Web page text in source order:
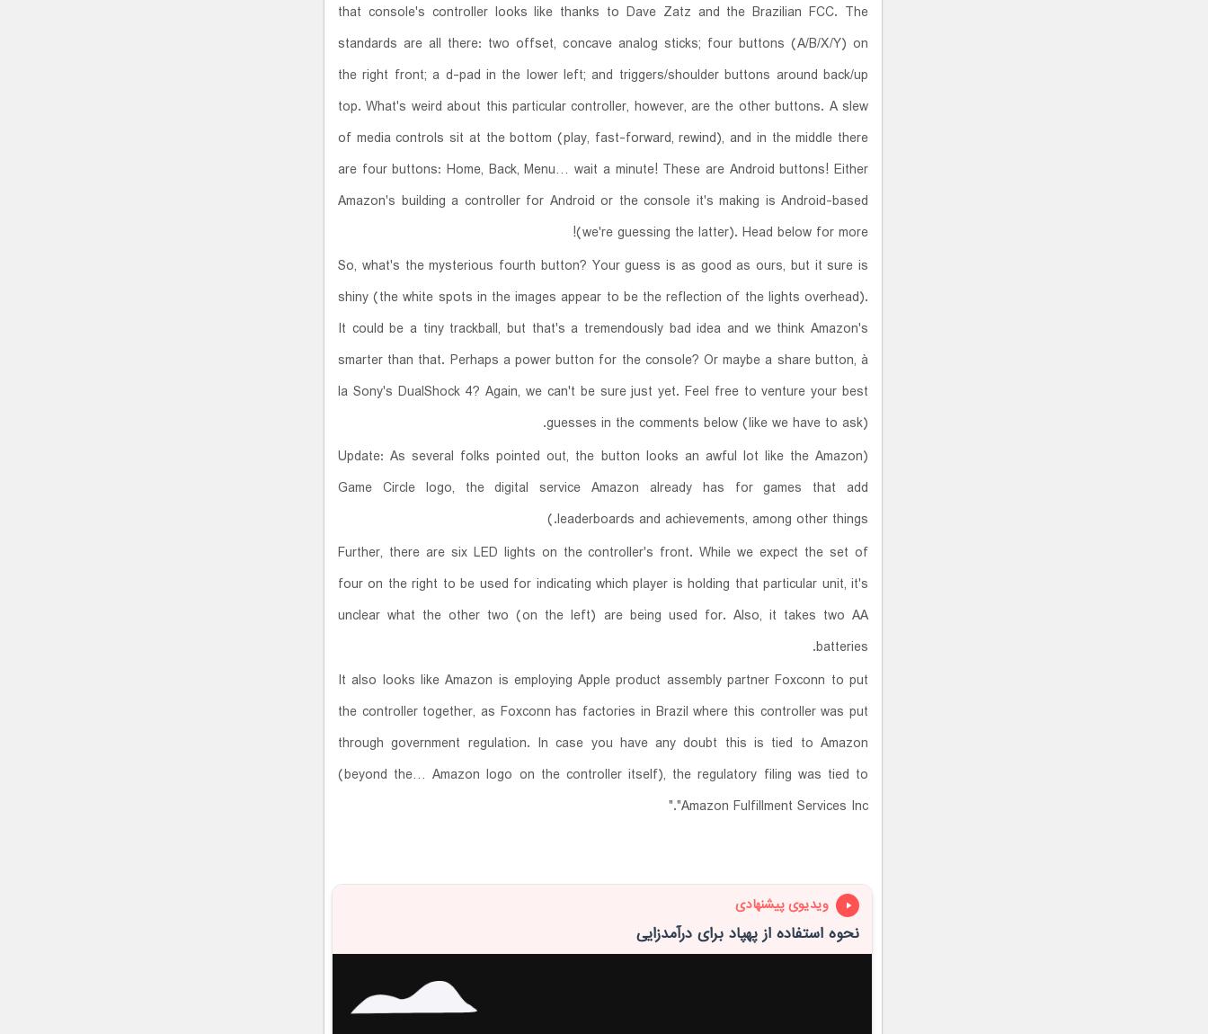
that console's controller looks like thanks to Dave Zatz and the Brazilian FCC. The
standards are all there: two offset, concave analog sticks; four buttons (A/B/X/Y) on
the right front; a d-pad in the lower left; and triggers/shoulder buttons around back/up
top. What's weird about this particular controller, however, are the other buttons. A slew
of media controls sit at the bottom (play, fast-forward, rewind), and in the middle there
are four buttons: Home, Back, Menu… wait a minute! These are Android buttons! Either
Amazon's building a controller for Android or the console it's making is Android-based
(we're guessing the latter). Head below for more!
So, what's the mysterious fourth button? Your guess is as good as ours, but it sure is
shiny (the white spots in the images appear to be the reflection of the lights overhead).
It could be a tiny trackball, but that's a tremendously bad idea and we think Amazon's
smarter than that. Perhaps a power button for the console? Or maybe a share button, à
la Sony's DualShock 4? Again, we can't be sure just yet. Feel free to venture your best
guesses in the comments below (like we have to ask).
(Update: As several folks pointed out, the button looks an awful lot like the Amazon
Game Circle logo, the digital service Amazon already has for games that add
leaderboards and achievements, among other things.)
Further, there are six LED lights on the controller's front. While we expect the set of
four on the right to be used for indicating which player is holding that particular unit, it's
unclear what the other two (on the left) are being used for. Also, it takes two AA
batteries.
It also looks like Amazon is employing Apple product assembly partner Foxconn to put
the controller together, as Foxconn has factories in Brazil where this controller was put
through government regulation. In case you have any doubt this is tied to Amazon
(beyond the… Amazon logo on the controller itself), the regulatory filing was tied to
"Amazon Fulfillment Services Inc."
ویدیوی پیشنهادی
نحوه استفاده از پهپاد برای درآمدزایی